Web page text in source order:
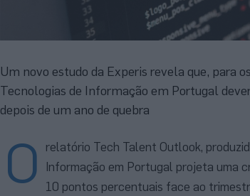
Um novo estudo da Experis revela que, para
Tecnologias de Informação em Portugal
depois de um ano de quebra
O
relatório Tech Talent Outlook,
Informação em Portugal projeta uma
10 pontos percentuais face ao